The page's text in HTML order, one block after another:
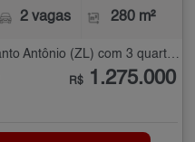
2 vagas 280 m²
Sobrado à Venda na Chácara Santo Antônio (ZL) com 3 quartos - 280 m²
R$ 1.275.000